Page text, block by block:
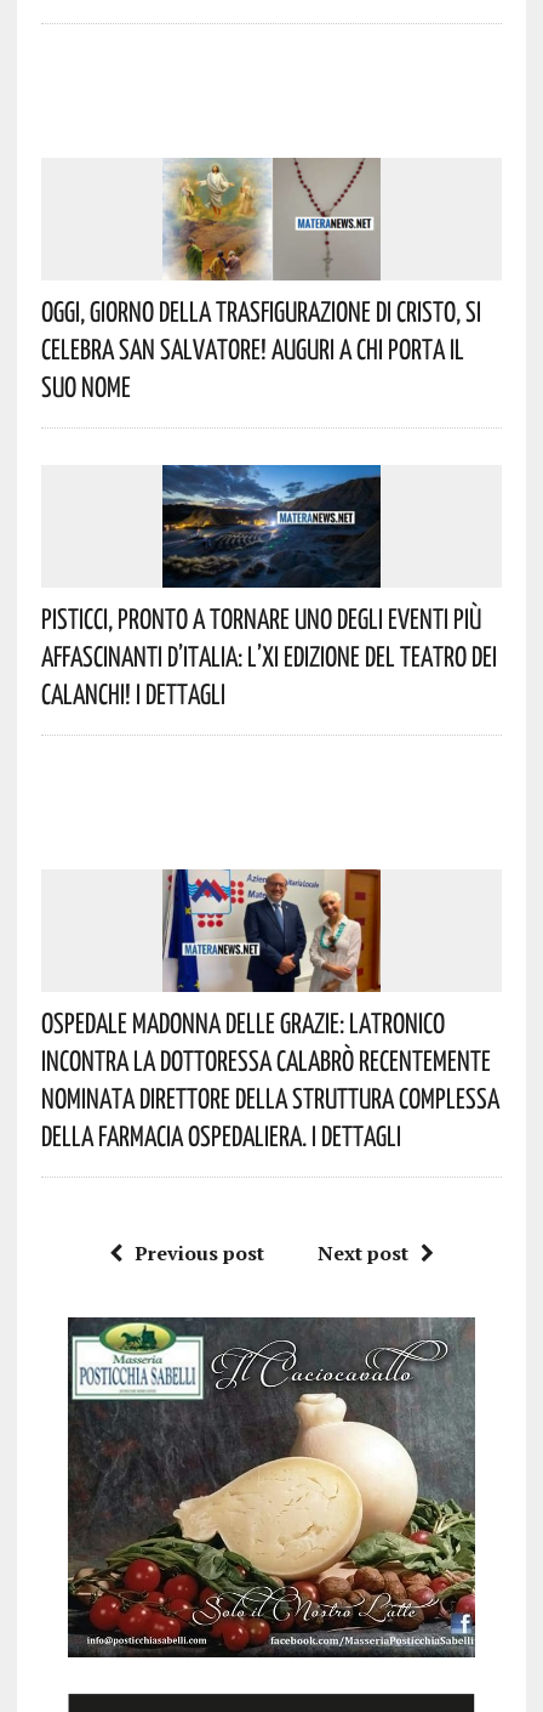
Oggi, Giorno Della Trasfigurazione Di Cristo, Si
Celebra San Salvatore! Auguri A Chi Porta Il
Suo Nome
Pisticci, Pronto A Tornare Uno Degli Eventi Più
Affascinanti D’Italia: L’XI Edizione Del Teatro Dei
Calanchi! I Dettagli
Ospedale Madonna Delle Grazie: Latronico
Incontra La Dottoressa Calabrò Recentemente
Nominata Direttore Della Struttura Complessa
Della Farmacia Ospedaliera. I Dettagli
Previous post Next post